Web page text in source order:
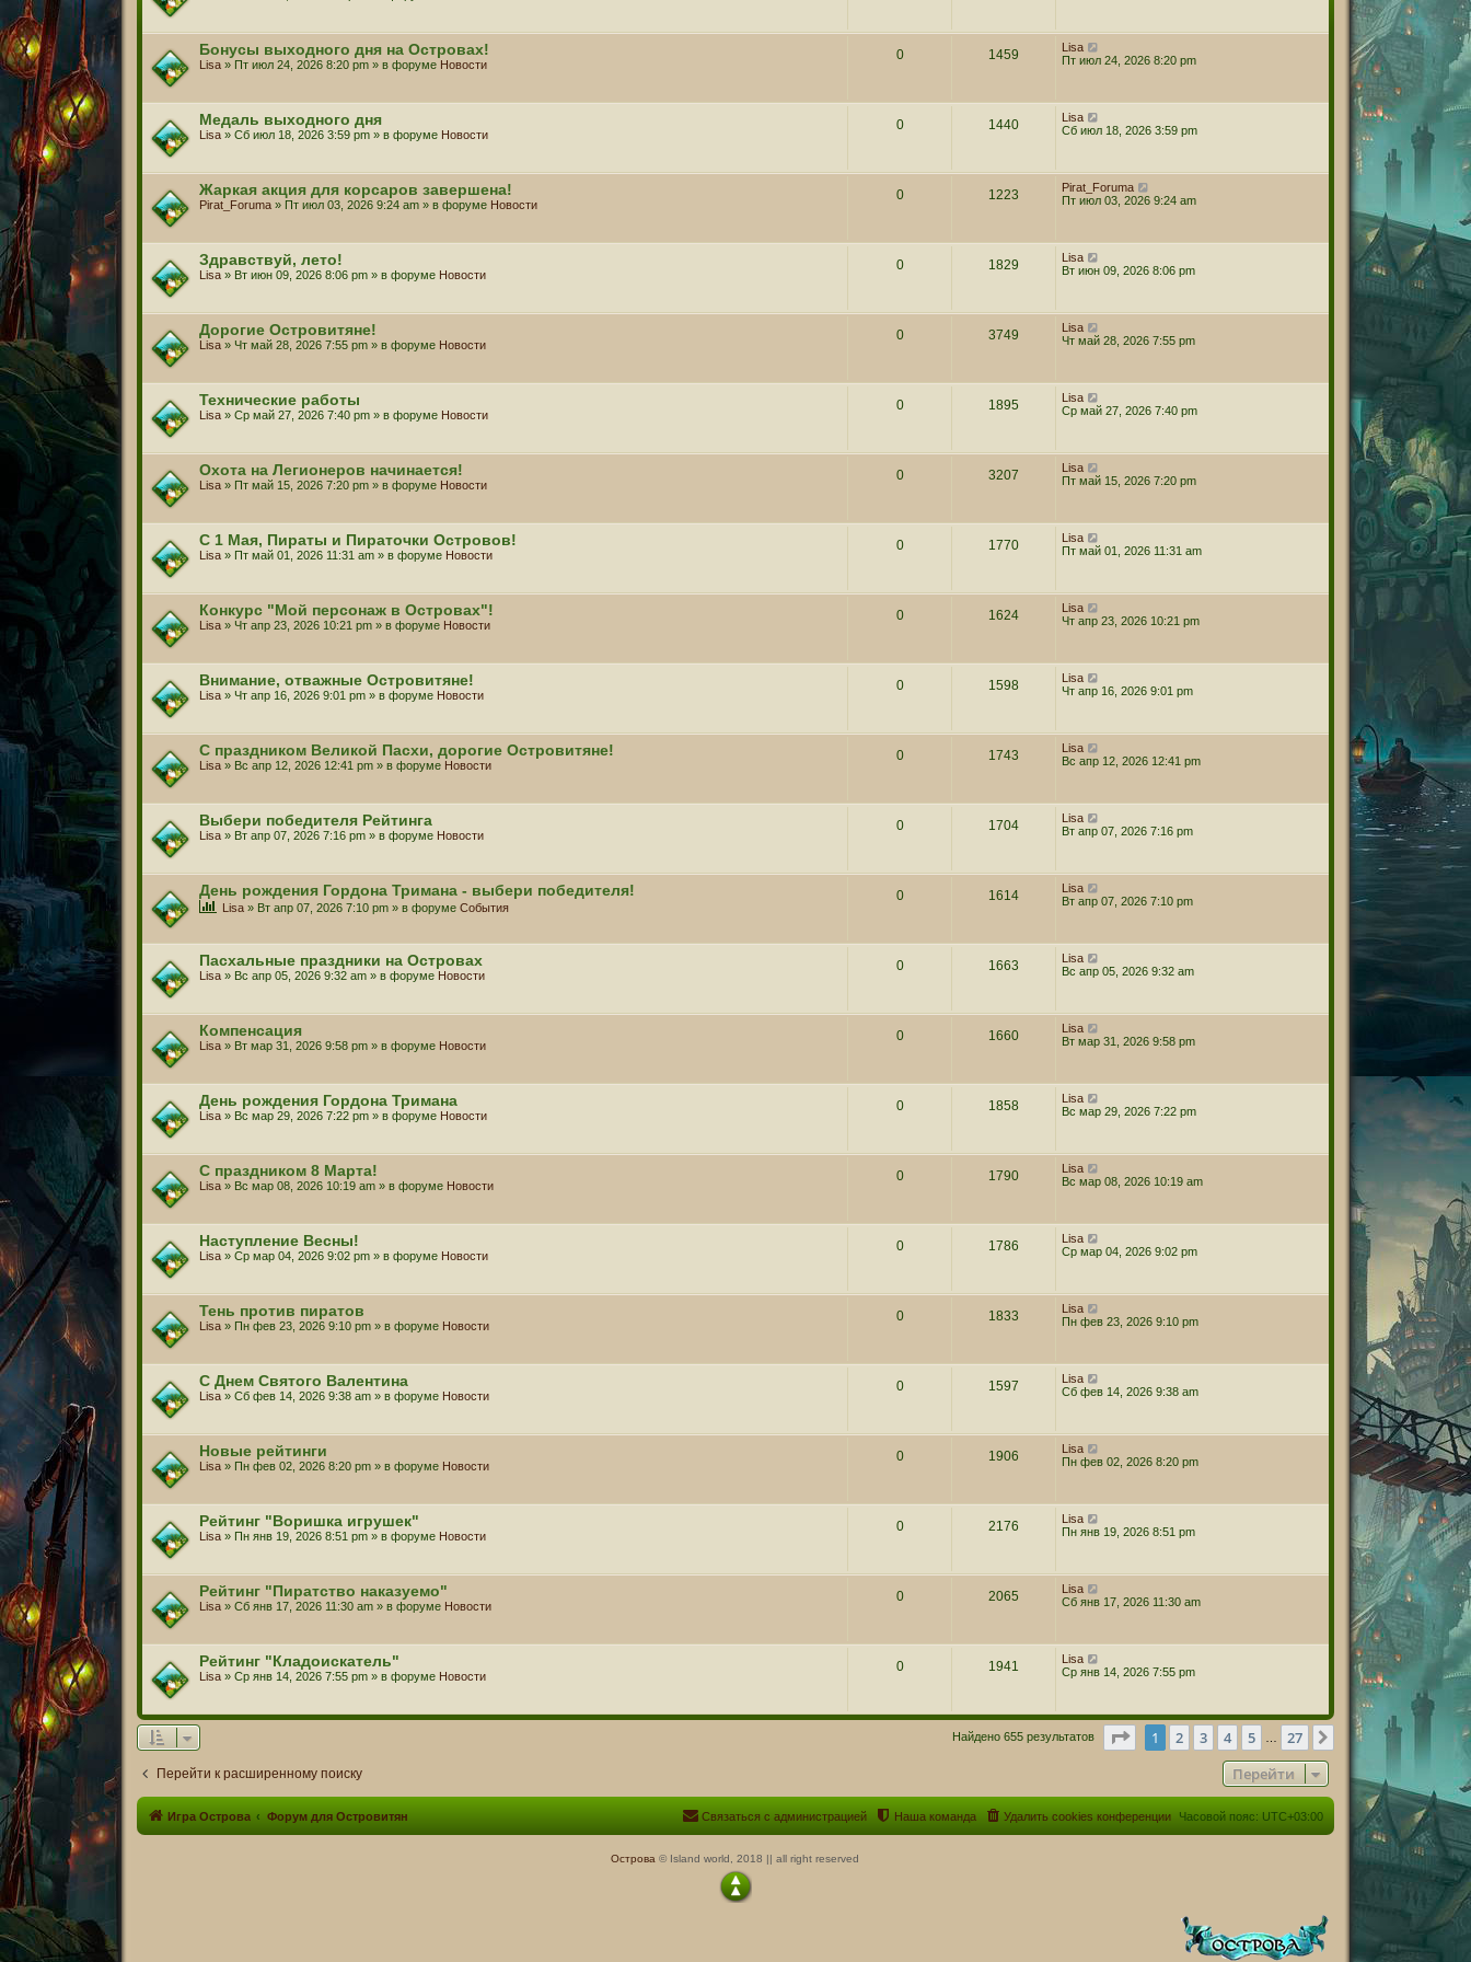
Бонусы выходного дня на Островах!
Lisa» Пт июл 24, 2026 8:20 pm » в форуме Новости
0 1459
Lisa
Пт июл 24, 2026 8:20 pm
Медаль выходного дня
Lisa» Сб июл 18, 2026 3:59 pm » в форуме Новости
0 1440
Lisa
Сб июл 18, 2026 3:59 pm
Жаркая акция для корсаров завершена!
Pirat_Foruma» Пт июл 03, 2026 9:24 am » в форуме Новости
0 1223
Pirat_Foruma
Пт июл 03, 2026 9:24 am
Здравствуй, лето!
Lisa» Вт июн 09, 2026 8:06 pm » в форуме Новости
0 1829
Lisa
Вт июн 09, 2026 8:06 pm
Дорогие Островитяне!
Lisa» Чт май 28, 2026 7:55 pm » в форуме Новости
0 3749
Lisa
Чт май 28, 2026 7:55 pm
Технические работы
Lisa» Ср май 27, 2026 7:40 pm » в форуме Новости
0 1895
Lisa
Ср май 27, 2026 7:40 pm
Охота на Легионеров начинается!
Lisa» Пт май 15, 2026 7:20 pm » в форуме Новости
0 3207
Lisa
Пт май 15, 2026 7:20 pm
С 1 Мая, Пираты и Пираточки Островов!
Lisa» Пт май 01, 2026 11:31 am » в форуме Новости
0 1770
Lisa
Пт май 01, 2026 11:31 am
Конкурс "Мой персонаж в Островах"!
Lisa» Чт апр 23, 2026 10:21 pm » в форуме Новости
0 1624
Lisa
Чт апр 23, 2026 10:21 pm
Внимание, отважные Островитяне!
Lisa» Чт апр 16, 2026 9:01 pm » в форуме Новости
0 1598
Lisa
Чт апр 16, 2026 9:01 pm
С праздником Великой Пасхи, дорогие Островитяне!
Lisa» Вс апр 12, 2026 12:41 pm » в форуме Новости
0 1743
Lisa
Вс апр 12, 2026 12:41 pm
Выбери победителя Рейтинга
Lisa» Вт апр 07, 2026 7:16 pm » в форуме Новости
0 1704
Lisa
Вт апр 07, 2026 7:16 pm
День рождения Гордона Тримана - выбери победителя!
Lisa» Вт апр 07, 2026 7:10 pm » в форуме События
0 1614
Lisa
Вт апр 07, 2026 7:10 pm
Пасхальные праздники на Островах
Lisa» Вс апр 05, 2026 9:32 am » в форуме Новости
0 1663
Lisa
Вс апр 05, 2026 9:32 am
Компенсация
Lisa» Вт мар 31, 2026 9:58 pm » в форуме Новости
0 1660
Lisa
Вт мар 31, 2026 9:58 pm
День рождения Гордона Тримана
Lisa» Вс мар 29, 2026 7:22 pm » в форуме Новости
0 1858
Lisa
Вс мар 29, 2026 7:22 pm
С праздником 8 Марта!
Lisa» Вс мар 08, 2026 10:19 am » в форуме Новости
0 1790
Lisa
Вс мар 08, 2026 10:19 am
Наступление Весны!
Lisa» Ср мар 04, 2026 9:02 pm » в форуме Новости
0 1786
Lisa
Ср мар 04, 2026 9:02 pm
Тень против пиратов
Lisa» Пн фев 23, 2026 9:10 pm » в форуме Новости
0 1833
Lisa
Пн фев 23, 2026 9:10 pm
С Днем Святого Валентина
Lisa» Сб фев 14, 2026 9:38 am » в форуме Новости
0 1597
Lisa
Сб фев 14, 2026 9:38 am
Новые рейтинги
Lisa» Пн фев 02, 2026 8:20 pm » в форуме Новости
0 1906
Lisa
Пн фев 02, 2026 8:20 pm
Рейтинг "Воришка игрушек"
Lisa» Пн янв 19, 2026 8:51 pm » в форуме Новости
0 2176
Lisa
Пн янв 19, 2026 8:51 pm
Рейтинг "Пиратство наказуемо"
Lisa» Сб янв 17, 2026 11:30 am » в форуме Новости
0 2065
Lisa
Сб янв 17, 2026 11:30 am
Рейтинг "Кладоискатель"
Lisa» Ср янв 14, 2026 7:55 pm » в форуме Новости
0 1941
Lisa
Ср янв 14, 2026 7:55 pm
Найдено 655 результатов Страница1 из 27
1 2 3 4 5 27 След.
Перейти к расширенному поиску Перейти
Игра Острова Форум для Островитян Часовой пояс: UTC+03:00
Удалить cookies конференции
Наша команда
Связаться с администрацией
Острова © Island world, 2018 || all right reserved